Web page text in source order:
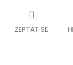
ZEPTAT SE